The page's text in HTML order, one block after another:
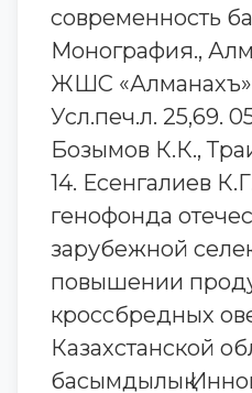
современность
Монография.,
ЖШС
Усл.печ.л. 25,69.
Бозымов К.К.,
14. Есенгалиев
генофонда
зарубежной
повышении
кроссбредных
Казахстанской
басымдылық